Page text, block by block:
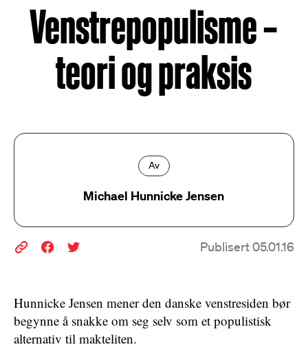
Venstrepopulisme –
teori og praksis
Av
Michael Hunnicke Jensen
Publisert 05.01.16
Hunnicke Jensen mener den danske venstresiden bør
begynne å snakke om seg selv som et populistisk
alternativ til makteliten.